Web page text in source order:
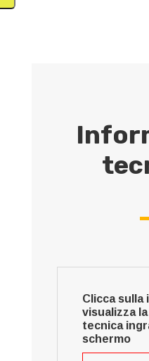
Clicca sulla
visualizza
tecnica
schermo